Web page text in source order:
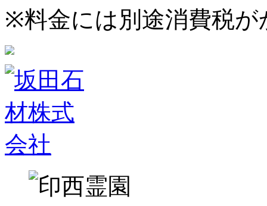
※料金には別途消費税が